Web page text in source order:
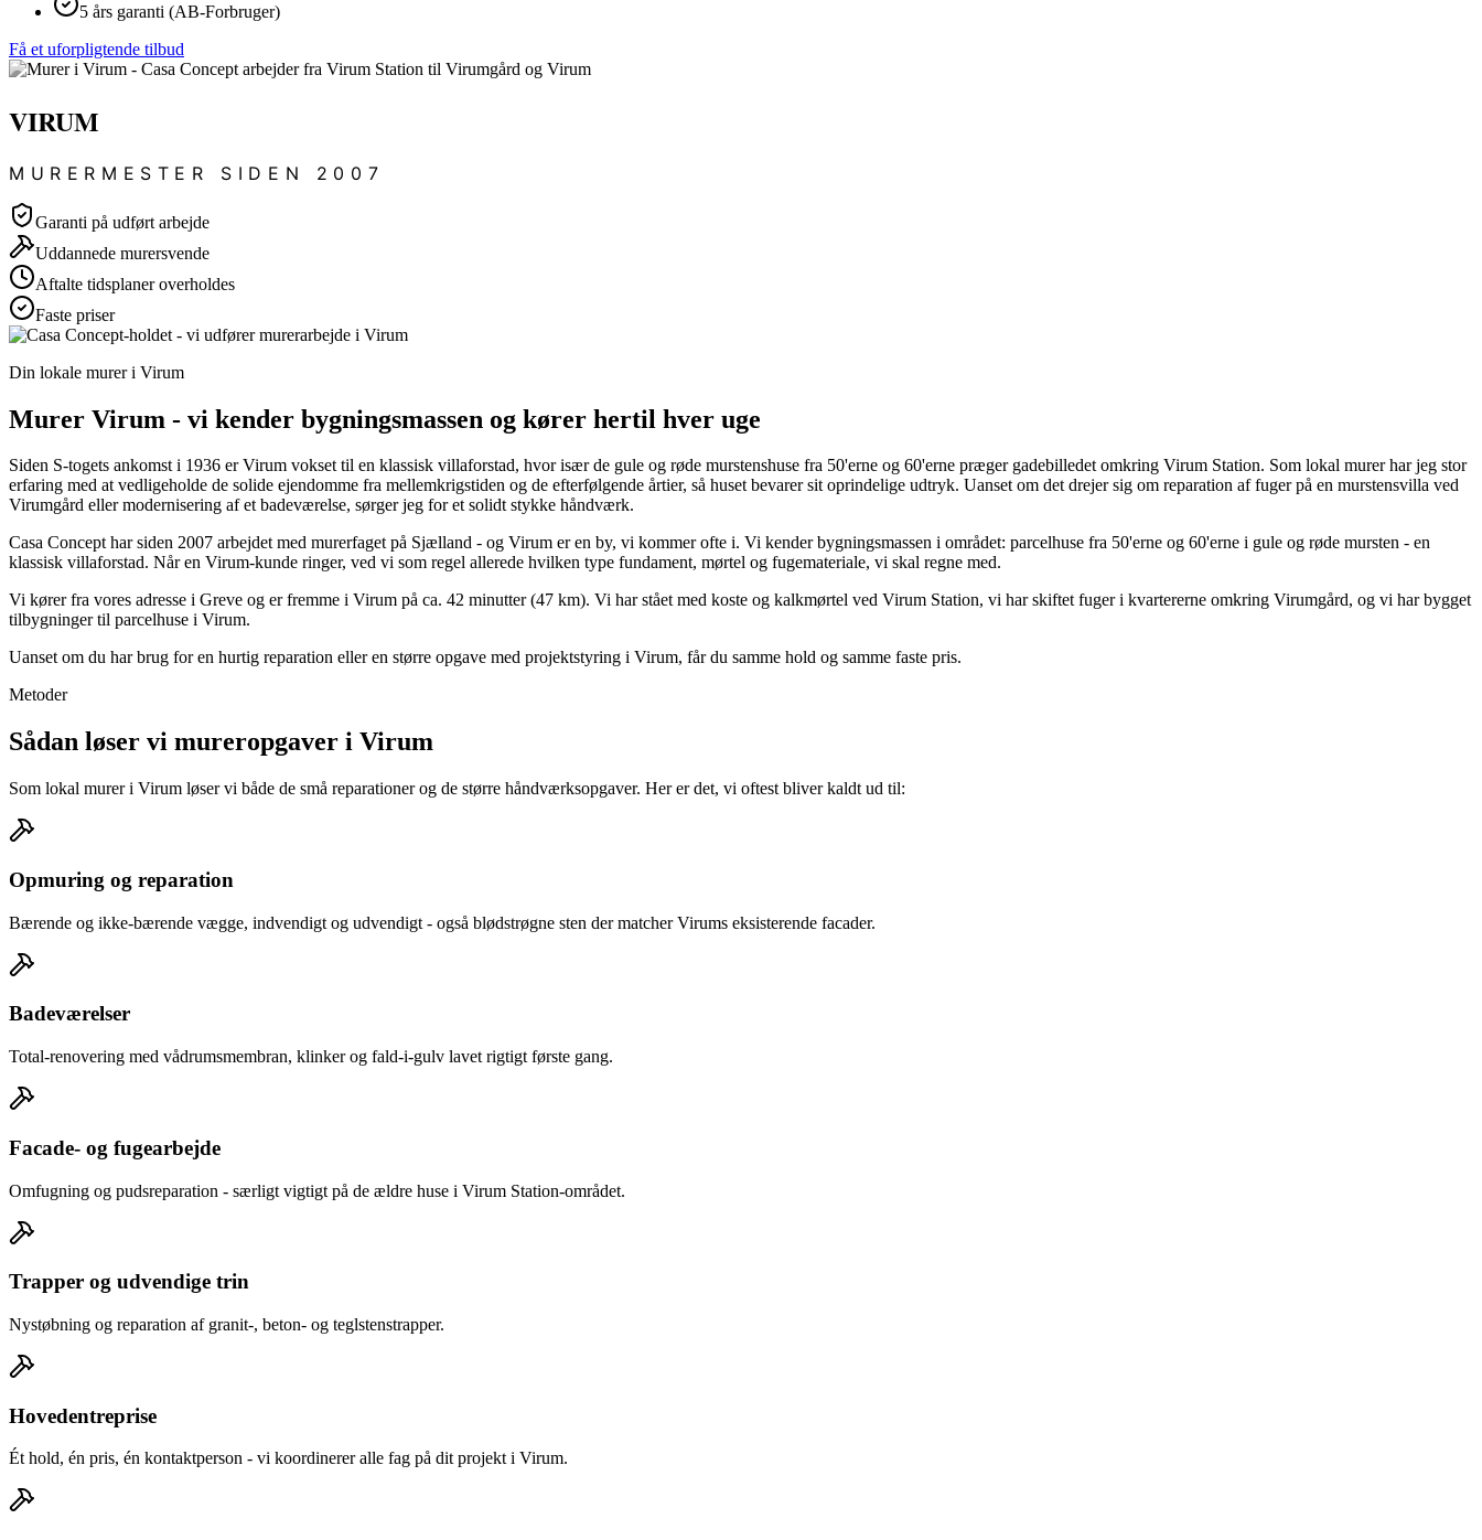
5 års garanti (AB-Forbruger)
Få et uforpligtende tilbud
VIRUM
MURERMESTER SIDEN 2007
Garanti på udført arbejde
Uddannede murersvende
Aftalte tidsplaner overholdes
Faste priser
Din lokale murer i Virum
Murer Virum - vi kender bygningsmassen og kører hertil hver uge
Siden S-togets ankomst i 1936 er Virum vokset til en klassisk villaforstad, hvor især de gule og røde murstenshuse fra 50'erne og 60'erne præger gadebilledet omkring Virum Station. Som lokal murer har jeg stor
erfaring med at vedligeholde de solide ejendomme fra mellemkrigstiden og de efterfølgende årtier, så huset bevarer sit oprindelige udtryk. Uanset om det drejer sig om reparation af fuger på en murstensvilla ved
Virumgård eller modernisering af et badeværelse, sørger jeg for et solidt stykke håndværk.
Casa Concept har siden 2007 arbejdet med murerfaget på Sjælland - og Virum er en by, vi kommer ofte i. Vi kender bygningsmassen i området: parcelhuse fra 50'erne og 60'erne i gule og røde mursten - en
klassisk villaforstad. Når en Virum-kunde ringer, ved vi som regel allerede hvilken type fundament, mørtel og fugemateriale, vi skal regne med.
Vi kører fra vores adresse i Greve og er fremme i Virum på ca. 42 minutter (47 km). Vi har stået med koste og kalkmørtel ved Virum Station, vi har skiftet fuger i kvartererne omkring Virumgård, og vi har bygget
tilbygninger til parcelhuse i Virum.
Uanset om du har brug for en hurtig reparation eller en større opgave med projektstyring i Virum, får du samme hold og samme faste pris.
Metoder
Sådan løser vi mureropgaver i Virum
Som lokal murer i Virum løser vi både de små reparationer og de større håndværksopgaver. Her er det, vi oftest bliver kaldt ud til:
Opmuring og reparation
Bærende og ikke-bærende vægge, indvendigt og udvendigt - også blødstrøgne sten der matcher Virums eksisterende facader.
Badeværelser
Total-renovering med vådrumsmembran, klinker og fald-i-gulv lavet rigtigt første gang.
Facade- og fugearbejde
Omfugning og pudsreparation - særligt vigtigt på de ældre huse i Virum Station-området.
Trapper og udvendige trin
Nystøbning og reparation af granit-, beton- og teglstenstrapper.
Hovedentreprise
Ét hold, én pris, én kontaktperson - vi koordinerer alle fag på dit projekt i Virum.